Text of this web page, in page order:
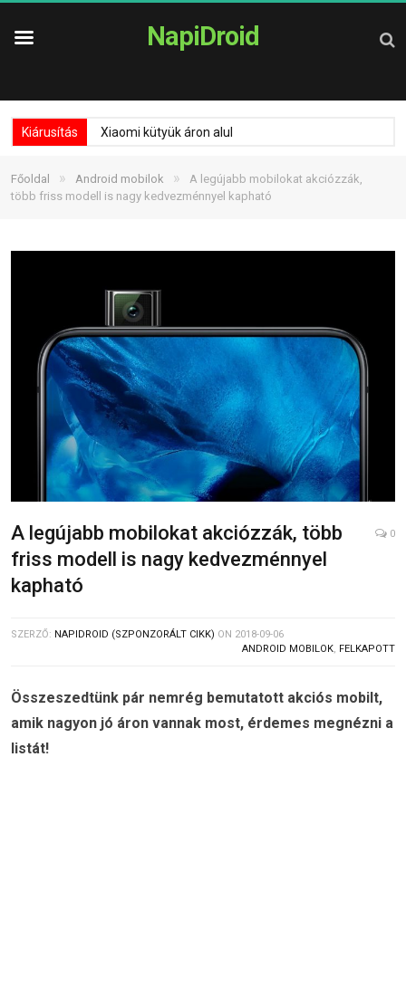
NapiDroid
Kiárusítás Xiaomi kütyük áron alul
Főoldal » Android mobilok »
A legújabb mobilokat akciózzák,
több friss modell is nagy kedvezménnyel kapható
A legújabb mobilokat akciózzák, több
friss modell is nagy kedvezménnyel
kapható
0
SZERZŐ: NAPIDROID (SZPONZORÁLT CIKK) ON 2018-09-06
ANDROID MOBILOK, FELKAPOTT
Összeszedtünk pár nemrég bemutatott akciós mobilt,
amik nagyon jó áron vannak most, érdemes megnézni a
listát!